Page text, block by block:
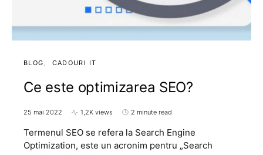
BLOG CADOURI IT
Ce este optimizarea SEO?
25 mai 2022 1,2K views 2 minute read
Termenul SEO se refera la Search Engine
Optimization, este un acronim pentru „Search